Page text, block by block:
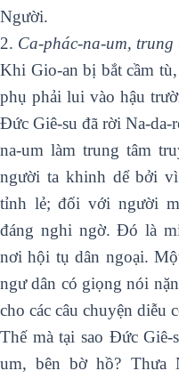
Người.
2. Ca-phác-na-um, trung
Khi Gio-an bị bắt cầm
phụ phải lui vào hậu
Đức Giê-su đã rời Na-da-
na-um làm trung tâm
người ta khinh dể bởi
tỉnh lẻ; đối với người
đáng nghi ngờ. Đó là
nơi hội tụ dân ngoại.
ngư dân có giọng nói
cho các câu chuyện diễu
Thế mà tại sao Đức Giê-
um, bên bờ hồ? Thưa